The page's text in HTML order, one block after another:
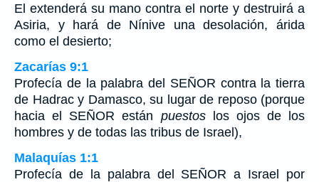
El extenderá su mano contra el norte y destruirá a
Asiria, y hará de Nínive una desolación, árida
como el desierto;
Zacarías 9:1
Profecía de la palabra del SEÑOR contra la tierra
de Hadrac y Damasco, su lugar de reposo (porque
hacia el SEÑOR están puestoslos ojos de los
hombres y de todas las tribus de Israel),
Malaquías 1:1
Profecía de la palabra del SEÑOR a Israel por